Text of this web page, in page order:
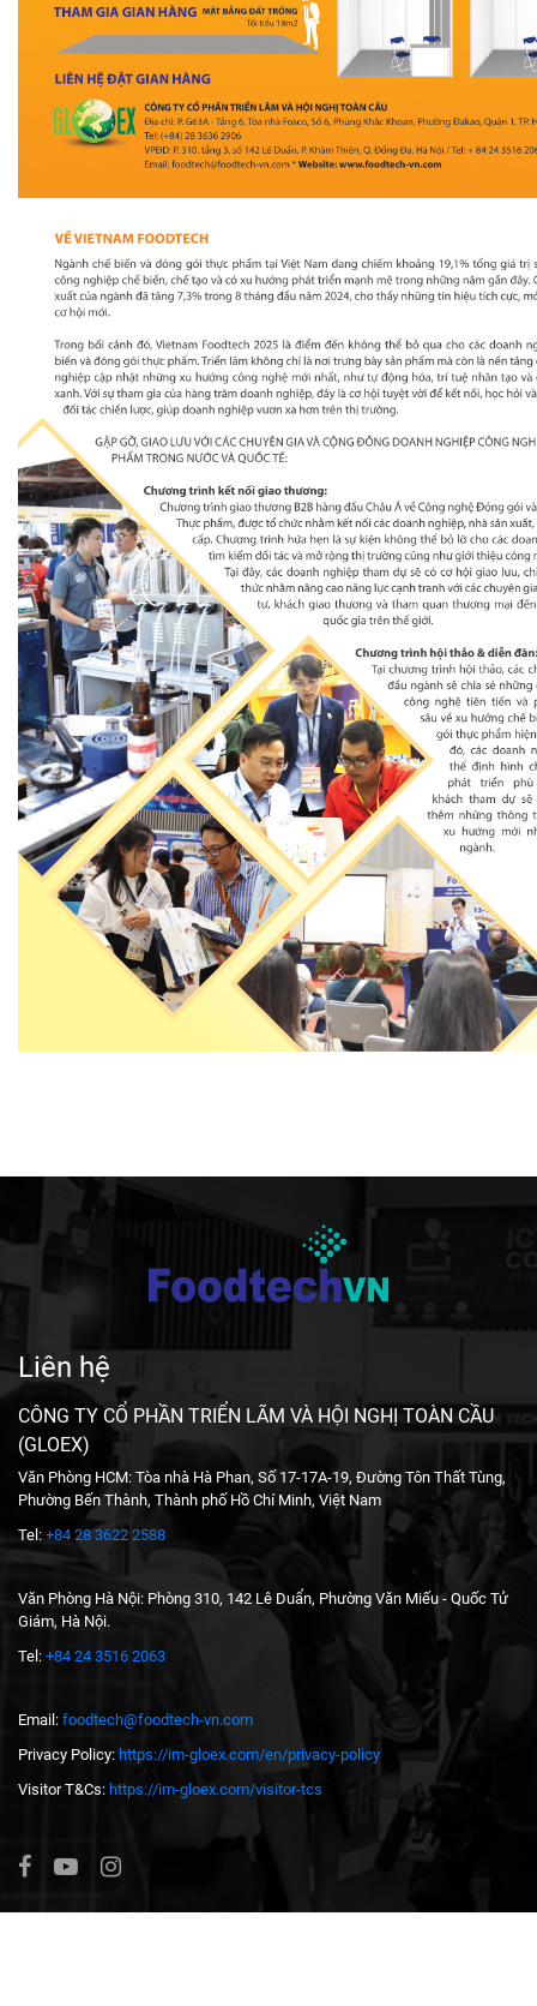
Liên hệ
CÔNG TY CỔ PHẦN TRIỂN LÃM VÀ HỘI NGHỊ TOÀN CẦU
(GLOEX)
Văn Phòng HCM: Tòa nhà Hà Phan, Số 17-17A-19, Đường Tôn Thất Tùng,
Phường Bến Thành, Thành phố Hồ Chí Minh, Việt Nam
Tel: +84 28 3622 2588
Văn Phòng Hà Nội: Phòng 310, 142 Lê Duẩn, Phường Văn Miếu - Quốc Tử
Giám, Hà Nội.
Tel: +84 24 3516 2063
Email: foodtech@foodtech-vn.com
Privacy Policy: https://im-gloex.com/en/privacy-policy
Visitor T&Cs: https://im-gloex.com/visitor-tcs